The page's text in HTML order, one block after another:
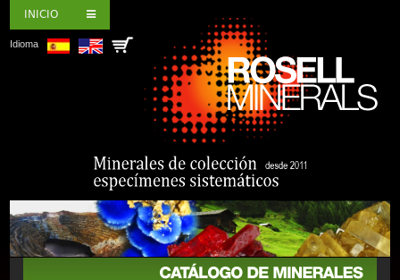
INICIO
Idioma